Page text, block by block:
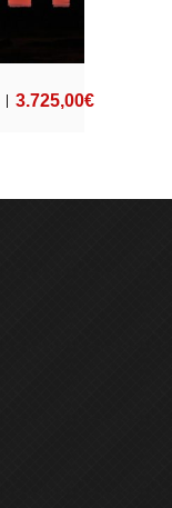
3.725,00€